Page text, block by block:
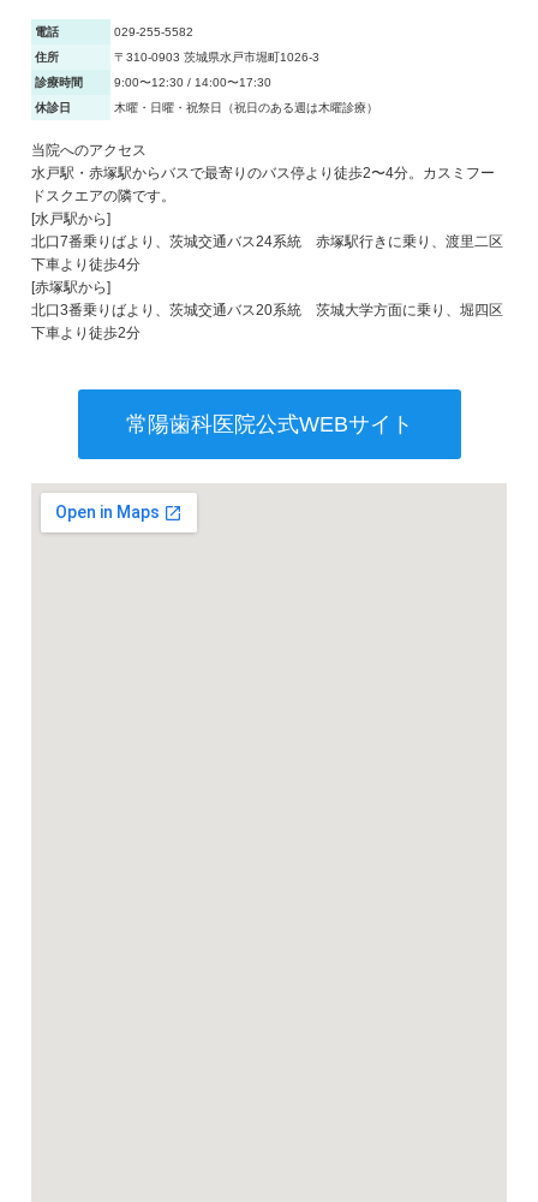
電話
029-255-5582
住所
〒310-0903 茨城県水戸市堀町1026-3
診療時間
9:00〜12:30 / 14:00〜17:30
休診日
木曜・日曜・祝祭日（祝日のある週は木曜診療）
当院へのアクセス
水戸駅・赤塚駅からバスで最寄りのバス停より徒歩2〜4分。カスミフー
ドスクエアの隣です。
[水戸駅から]
北口7番乗りばより、茨城交通バス24系統 赤塚駅行きに乗り、渡里二区
下車より徒歩4分
[赤塚駅から]
北口3番乗りばより、茨城交通バス20系統 茨城大学方面に乗り、堀四区
下車より徒歩2分
常陽歯科医院公式WEBサイト